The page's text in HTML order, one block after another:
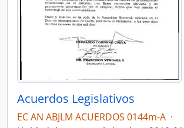
Acuerdos Legislativos
EC AN ABJLM ACUERDOS 0144m-A ·